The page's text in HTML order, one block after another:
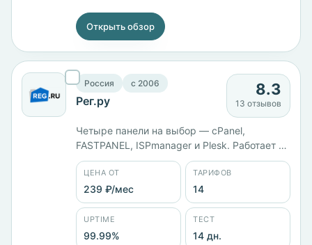
Открыть обзор
Россия c 2006
Рег.ру
8.3
13 отзывов
Четыре панели на выбор — cPanel,
FASTPANEL, ISPmanager и Plesk. Работает с
2006 года, юрлицо ООО «РЕГ.РУ», серверы
в России. Четырнадцать тарифов от 239 ₽/
мес; линейка DDC размечена по ресурсам:
1 ядро и 1 ГБ памяти стоят 977 ₽/мес, 16
ядер и 16 ГБ — 16 686 ₽/мес. Заявленный
uptime 99,99%.
ЦЕНА ОТ
239 ₽/мес
ТАРИФОВ
14
UPTIME
99.99%
ТЕСТ
14 дн.